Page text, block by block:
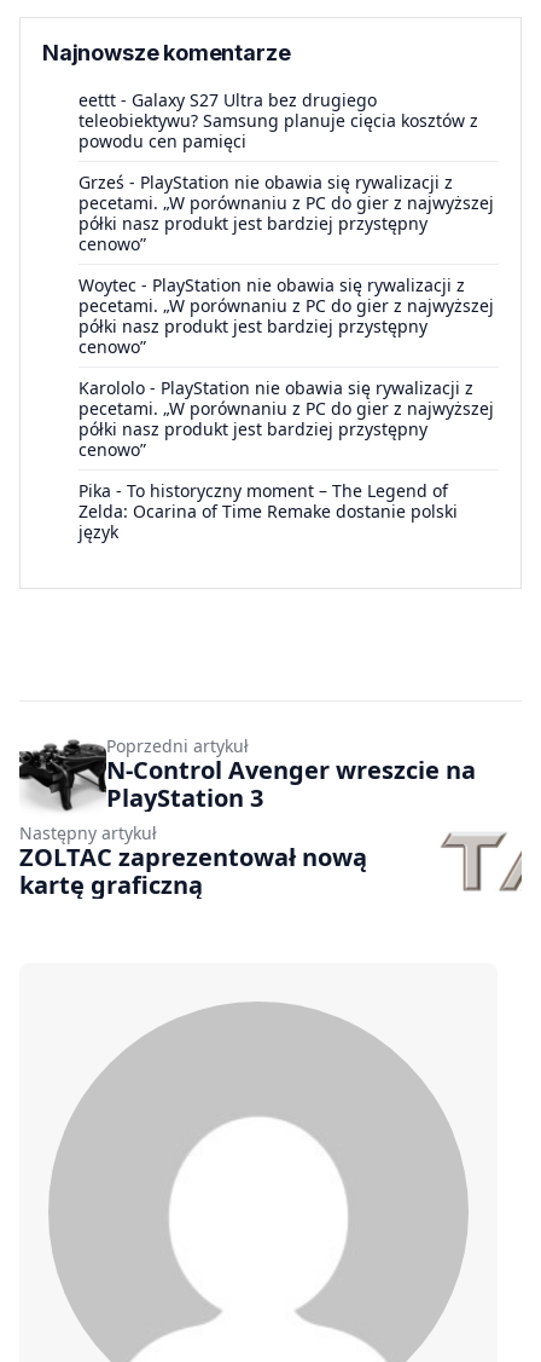
Najnowsze komentarze
eettt - Galaxy S27 Ultra bez drugiego
teleobiektywu? Samsung planuje cięcia kosztów z
powodu cen pamięci
Grześ - PlayStation nie obawia się rywalizacji z
pecetami. „W porównaniu z PC do gier z najwyższej
półki nasz produkt jest bardziej przystępny
cenowo”
Woytec - PlayStation nie obawia się rywalizacji z
pecetami. „W porównaniu z PC do gier z najwyższej
półki nasz produkt jest bardziej przystępny
cenowo”
Karololo - PlayStation nie obawia się rywalizacji z
pecetami. „W porównaniu z PC do gier z najwyższej
półki nasz produkt jest bardziej przystępny
cenowo”
Pika - To historyczny moment – The Legend of
Zelda: Ocarina of Time Remake dostanie polski
język
Poprzedni artykuł
N-Control Avenger wreszcie na
PlayStation 3
Następny artykuł
ZOLTAC zaprezentował nową
kartę graficzną